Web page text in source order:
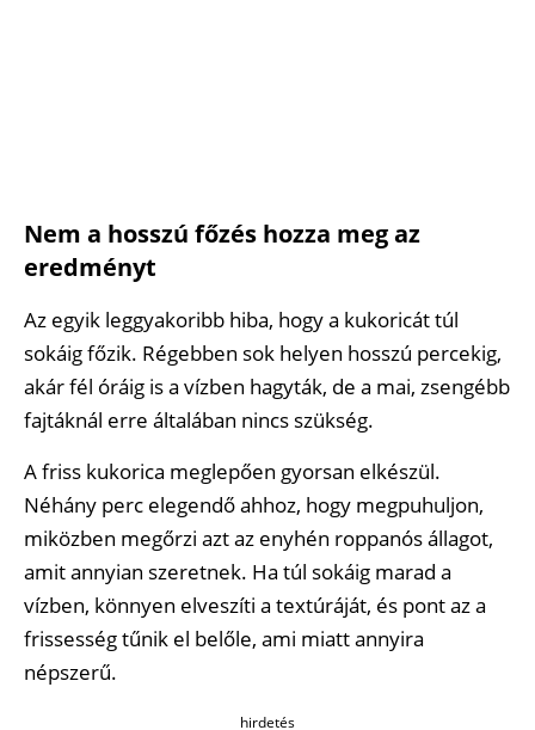
Nem a hosszú főzés hozza meg az
eredményt
Az egyik leggyakoribb hiba, hogy a kukoricát túl
sokáig főzik. Régebben sok helyen hosszú percekig,
akár fél óráig is a vízben hagyták, de a mai, zsengébb
fajtáknál erre általában nincs szükség.
A friss kukorica meglepően gyorsan elkészül.
Néhány perc elegendő ahhoz, hogy megpuhuljon,
miközben megőrzi azt az enyhén roppanós állagot,
amit annyian szeretnek. Ha túl sokáig marad a
vízben, könnyen elveszíti a textúráját, és pont az a
frissesség tűnik el belőle, ami miatt annyira
népszerű.
hirdetés